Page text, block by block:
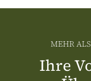
MEHR
Ihre